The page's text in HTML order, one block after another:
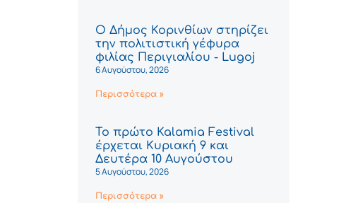
Ο Δήμος Κορινθίων στηρίζει
την πολιτιστική γέφυρα
φιλίας Περιγιαλίου - Lugoj
6 Αυγούστου, 2026
Περισσότερα »
Το πρώτο Kalamia Festival
έρχεται Κυριακή 9 και
Δευτέρα 10 Αυγούστου
5 Αυγούστου, 2026
Περισσότερα »